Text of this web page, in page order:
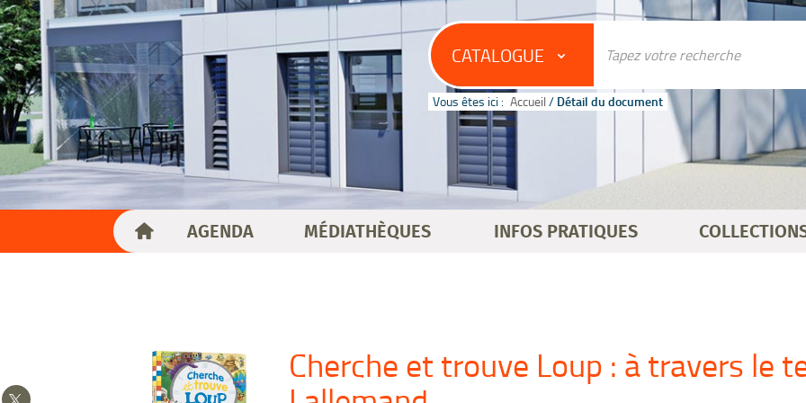
CATALOGUE
Vous êtes ici : Accueil / Détail du document
AGENDA MÉDIATHÈQUES INFOS PRATIQUES
Partager
Cherche et trouve Loup : à travers le